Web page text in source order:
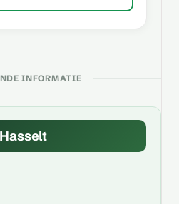
INFORMATIE